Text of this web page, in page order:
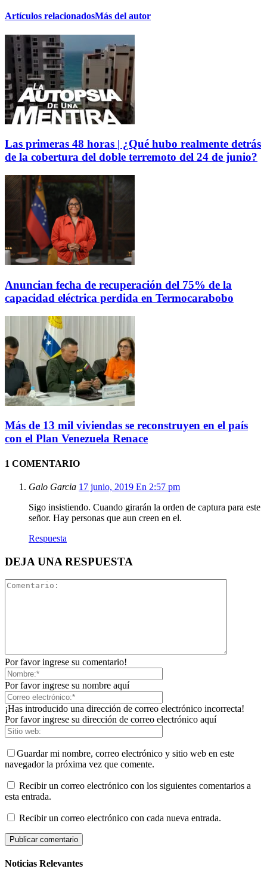
Artículos relacionadosMás del autor
Las primeras 48 horas | ¿Qué hubo realmente detrás
de la cobertura del doble terremoto del 24 de junio?
Anuncian fecha de recuperación del 75% de la
capacidad eléctrica perdida en Termocarabobo
Más de 13 mil viviendas se reconstruyen en el país
con el Plan Venezuela Renace
1 COMENTARIO
Galo Garcia 17 junio, 2019 En 2:57 pm
Sigo insistiendo. Cuando girarán la orden de captura para este
señor. Hay personas que aun creen en el.
Respuesta
DEJA UNA RESPUESTA
Por favor ingrese su comentario!
Por favor ingrese su nombre aquí
¡Has introducido una dirección de correo electrónico incorrecta!
Por favor ingrese su dirección de correo electrónico aquí
Guardar mi nombre, correo electrónico y sitio web en este
navegador la próxima vez que comente.
Recibir un correo electrónico con los siguientes comentarios a
esta entrada.
Recibir un correo electrónico con cada nueva entrada.
Noticias Relevantes